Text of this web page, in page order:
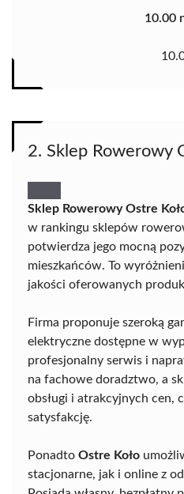
10.00
2. Sklep Rowerowy
Sklep Rowerowy Ostre
w rankingu sklepów
potwierdza jego mocną
mieszkańców. To
jakości oferowanych
Firma proponuje szeroką
elektryczne dostępne w
profesjonalny serwis i
na fachowe doradztwo, a
obsługi i atrakcyjnych cen,
satysfakcję.
Ponadto Ostre Koło
stacjonarne, jak i online z